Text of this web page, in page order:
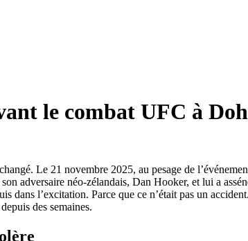
le combat UFC à
Le 21 novembre 2025, au pesage de
adversaire néo-zélandais, Dan Hooker, et lui a
l’excitation. Parce que ce n’était pas un
des semaines.